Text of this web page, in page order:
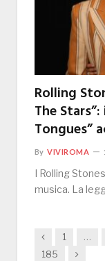
Rolling
The
Tongues”
By VIVIROMA
I Rolling
musica. La
Previous
1 …
185
Next